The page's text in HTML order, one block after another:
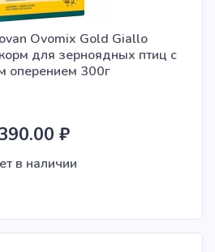
Ovomix Gold Giallo
для зерноядных птиц с
оперением 300г
₽
в наличии